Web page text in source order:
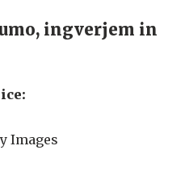
ingverjem in